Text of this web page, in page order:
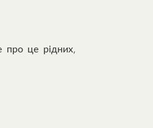
про це рідних,